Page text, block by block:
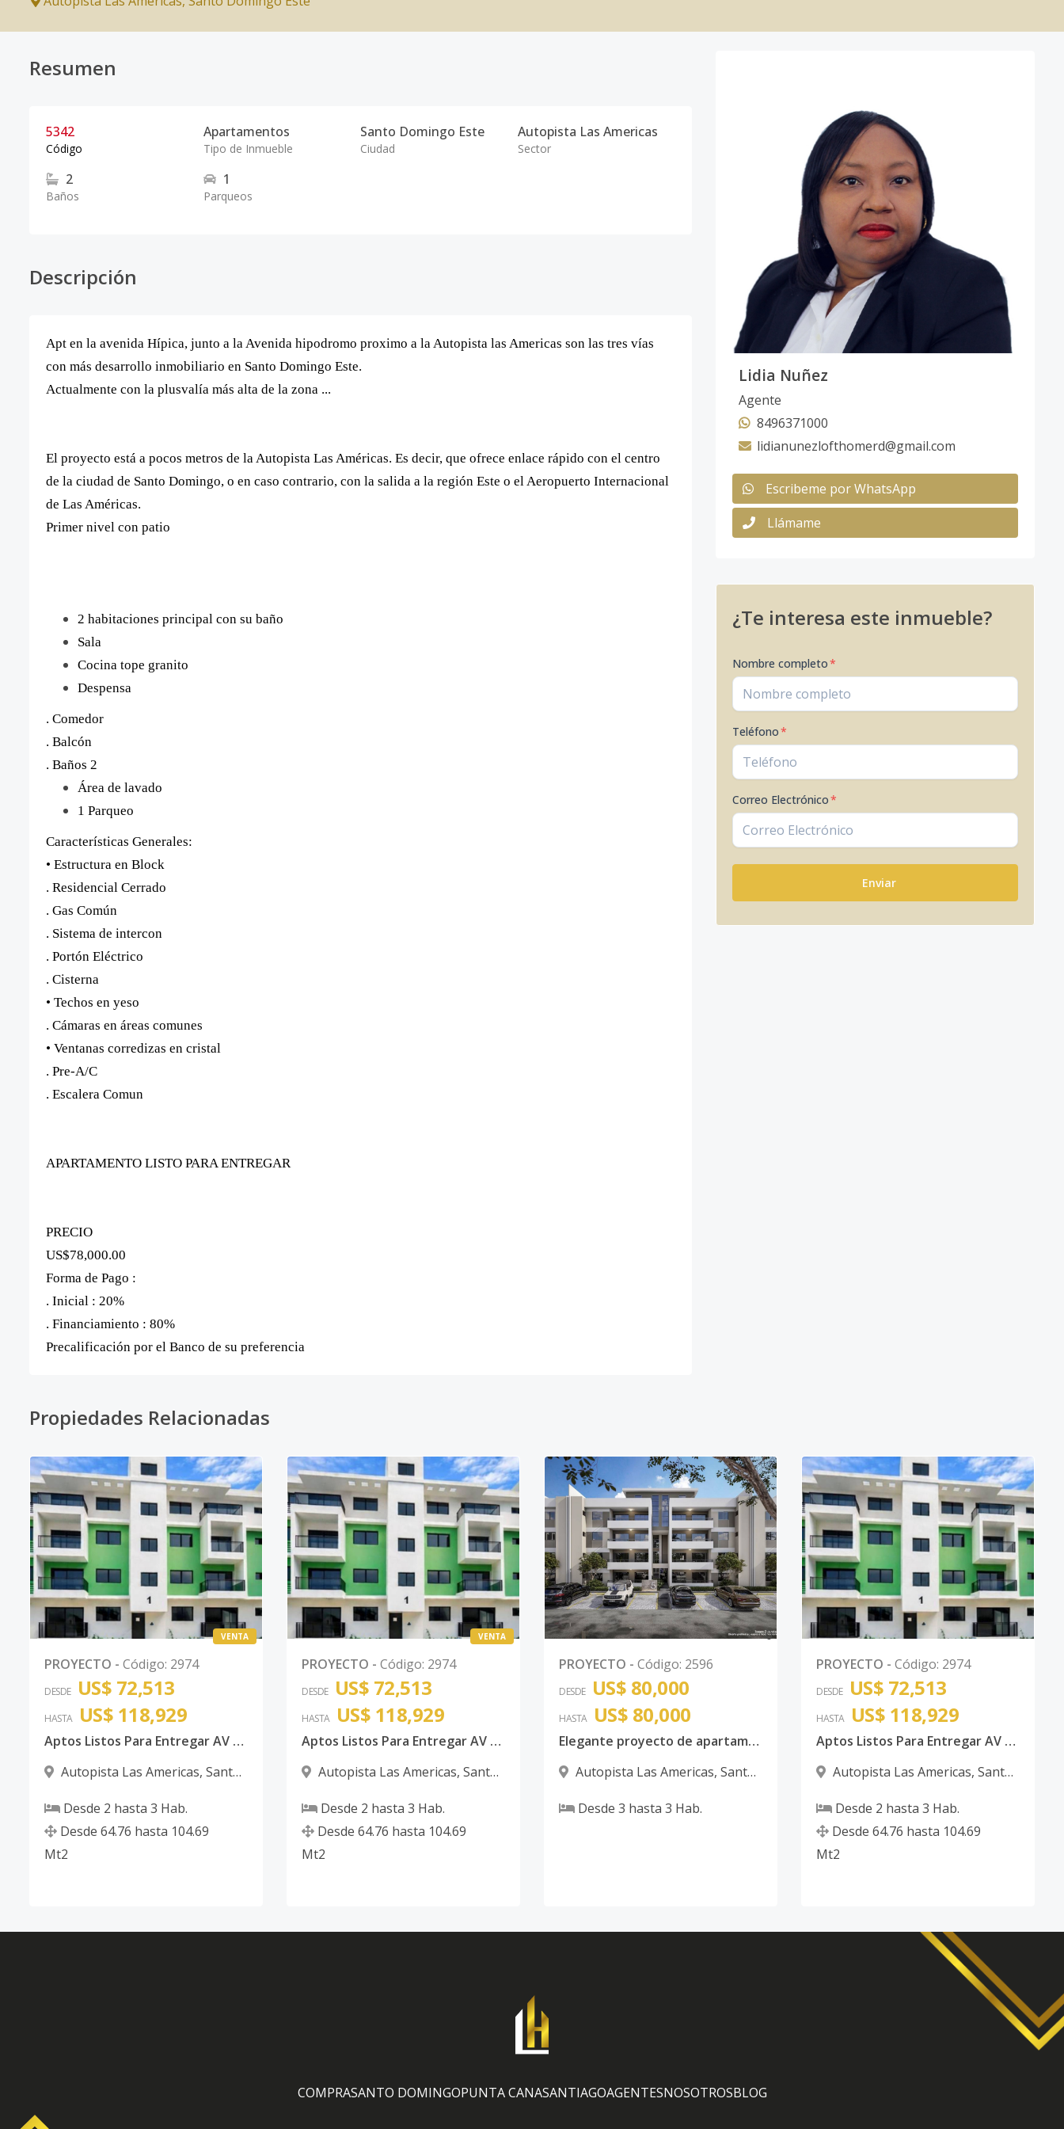
Resumen
5342
Código
Apartamentos
Tipo de Inmueble
Santo Domingo Este
Ciudad
Autopista Las Americas
Sector
2
Baños
1
Parqueos
Descripción
Apt en la avenida Hípica, junto a la Avenida hipodromo proximo a la Autopista las Americas son las tres vías
con más desarrollo inmobiliario en Santo Domingo Este.
Actualmente con la plusvalía más alta de la zona ...
El proyecto está a pocos metros de la Autopista Las Américas. Es decir, que ofrece enlace rápido con el centro
de la ciudad de Santo Domingo, o en caso contrario, con la salida a la región Este o el Aeropuerto Internacional
de Las Américas.
Primer nivel con patio
2 habitaciones principal con su baño
Sala
Cocina tope granito
Despensa
. Comedor
. Balcón
. Baños 2
Área de lavado
1 Parqueo
Características Generales:
• Estructura en Block
. Residencial Cerrado
. Gas Común
. Sistema de intercon
. Portón Eléctrico
. Cisterna
• Techos en yeso
. Cámaras en áreas comunes
• Ventanas corredizas en cristal
. Pre-A/C
. Escalera Comun
APARTAMENTO LISTO PARA ENTREGAR
PRECIO
US$78,000.00
Forma de Pago :
. Inicial : 20%
. Financiamiento : 80%
Precalificación por el Banco de su preferencia
Lidia Nuñez
Agente
8496371000
lidianunezlofthomerd@gmail.com
Escribeme por WhatsApp
Llámame
¿Te interesa este inmueble?
Nombre completo*
Teléfono*
Correo Electrónico*
Enviar
Propiedades Relacionadas
VENTA
PROYECTO - Código: 2974
DESDE US$ 72,513
HASTA US$ 118,929
Aptos Listos Para Entregar AV Hipica
Autopista Las Americas, Santo
Desde 2 hasta 3 Hab.
Desde 64.76 hasta 104.69
Mt2
VENTA
PROYECTO - Código: 2974
DESDE US$ 72,513
HASTA US$ 118,929
Aptos Listos Para Entregar AV Hipica
Autopista Las Americas, Santo
Desde 2 hasta 3 Hab.
Desde 64.76 hasta 104.69
Mt2
0
PROYECTO - Código: 2596
DESDE US$ 80,000
HASTA US$ 80,000
Elegante proyecto de apartamentos en la marginal de las americas
Autopista Las Americas, Santo
Desde 3 hasta 3 Hab.
PROYECTO - Código: 2974
DESDE US$ 72,513
HASTA US$ 118,929
Aptos Listos Para Entregar AV Hipica
Autopista Las Americas, Santo
Desde 2 hasta 3 Hab.
Desde 64.76 hasta 104.69
Mt2
COMPRASANTO DOMINGOPUNTA CANASANTIAGOAGENTESNOSOTROSBLOG